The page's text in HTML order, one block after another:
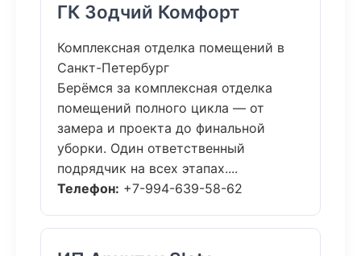
ГК Зодчий Комфорт
Комплексная отделка помещений в
Санкт-Петербург
Берёмся за комплексная отделка
помещений полного цикла — от
замера и проекта до финальной
уборки. Один ответственный
подрядчик на всех этапах....
Телефон: +7-994-639-58-62